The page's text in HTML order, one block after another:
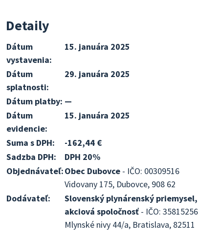
Detaily
Dátum
vystavenia:
15. januára 2025
Dátum
splatnosti:
29. januára 2025
Dátum platby: —
Dátum
evidencie:
15. januára 2025
Suma s DPH:
-162,44 €
Sadzba DPH:
DPH 20%
Objednávateľ:Obec Dubovce - IČO: 00309516
Vidovany 175, Dubovce, 908 62
Dodávateľ:
Slovenský plynárenský priemysel,
akciová spoločnosť - IČO: 35815256
Mlynské nivy 44/a, Bratislava, 82511